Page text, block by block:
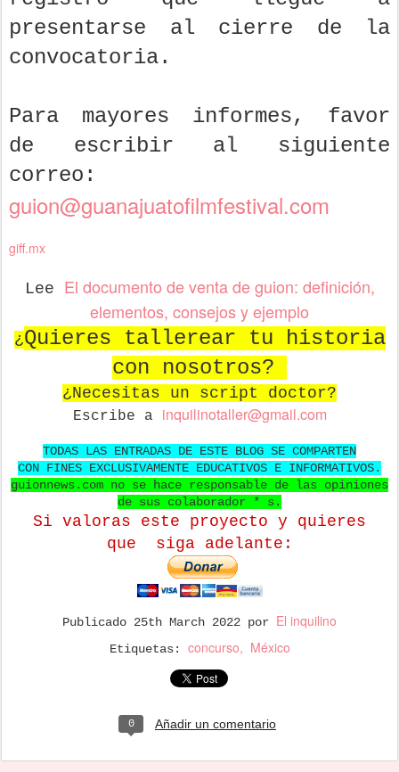
presentarse al cierre de la
convocatoria.
Para mayores informes, favor
de escribir al siguiente
correo:
guion@guanajuatofilmfestival.com
giff.mx
Lee El documento de venta de guion: definición,
elementos, consejos y ejemplo
¿Quieres tallerear tu historia
con nosotros?
¿Necesitas un script doctor?
Escribe a inquilinotaller@gmail.com
TODAS LAS ENTRADAS DE ESTE BLOG SE COMPARTEN
CON FINES EXCLUSIVAMENTE EDUCATIVOS E INFORMATIVOS.
guionnews.com no se hace responsable de las opiniones
de sus colaborador * s.
Si valoras este proyecto y quieres
que siga adelante:
Publicado 25th March 2022 por El inquilino
Etiquetas: concurso México
0 Añadir un comentario